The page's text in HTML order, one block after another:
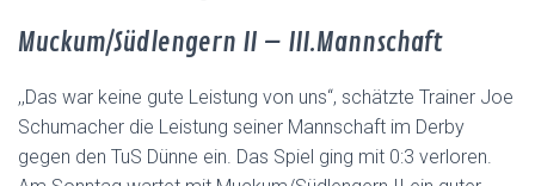
Muckum/Südlengern II – III.Mannschaft
,,Das war keine gute Leistung von uns“, schätzte Trainer Joe
Schumacher die Leistung seiner Mannschaft im Derby
gegen den TuS Dünne ein. Das Spiel ging mit 0:3 verloren.